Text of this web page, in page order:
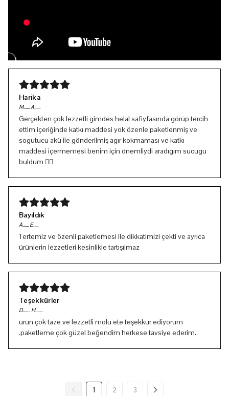
Harika
M...... A......
Gerçekten çok lezzetli gimdes helal safiyfasında görüp tercih
ettim içeriğinde katkı maddesi yok özenle paketlenmiş ve
sogutucu akü ile gönderilmiş agır kokmaması ve katkı
maddesi içermemesi benim için önemliydi aradıgım sucugu
buldum 👍🏻
Bayıldık
A...... E.....
Tertemiz ve özenli paketlemesi ile dikkatimizi çekti ve ayrıca
ürünlerin lezzetleri kesinlikle tartışılmaz
Teşekkürler
D....... H.......
ürün çok taze ve lezzetli molu ete teşekkür ediyorum
.paketleme çok güzel beğendim herkese tavsiye ederim.
1 2 3